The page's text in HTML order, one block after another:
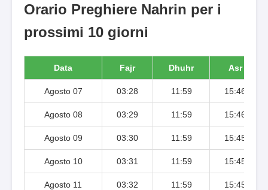
Orario Preghiere Nahrin per i
prossimi 10 giorni
Data Fajr Dhuhr Asr
Agosto 07 03:28 11:59 15:46
Agosto 08 03:29 11:59 15:46
Agosto 09 03:30 11:59 15:45
Agosto 10 03:31 11:59 15:45
Agosto 11 03:32 11:59 15:45